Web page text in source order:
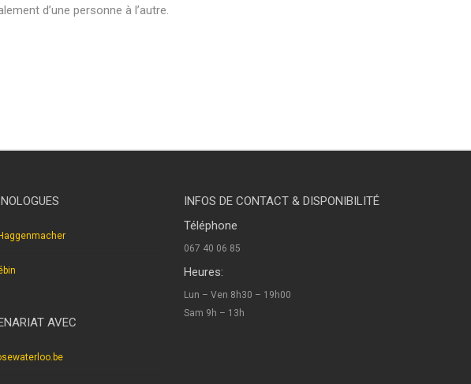
d’une personne à l’autre.
AVEC
INFOS DE CONTACT & DISPONIBILITÉ
Téléphone
067 40 06 85
Heures:
Lun – Ven 8h30 – 19h00
Sam 9h – 13h